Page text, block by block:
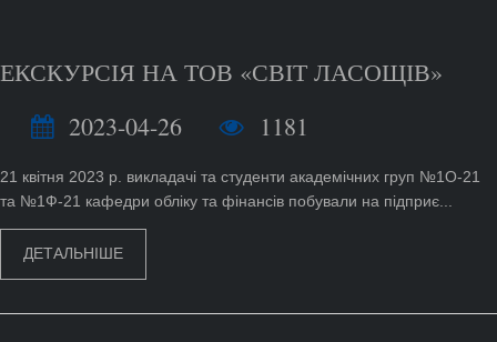
ЕКСКУРСІЯ НА ТОВ «СВІТ ЛАСОЩІВ»
2023-04-26
1181
21 квітня 2023 р. викладачі та студенти академічних груп №1О-21
та №1Ф-21 кафедри обліку та фінансів побували на підприє...
ДЕТАЛЬНІШЕ